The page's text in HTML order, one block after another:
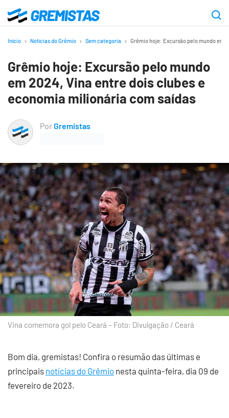
para
principal
Gremistas
Início Notícias do Grêmio Sem categoria Grêmio hoje: Excursão pelo mundo em
Grêmio hoje: Excursão pelo mundo
em 2024, Vina entre dois clubes e
economia milionária com saídas
PorGremistas
Vina comemora gol pelo Ceará – Foto: Divulgação / Ceará
Bom dia, gremistas! Confira o resumão das últimas e
principais notícias do Grêmio nesta quinta-feira, dia 09 de
fevereiro de 2023.